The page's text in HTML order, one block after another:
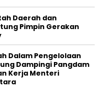
Daerah dan
Pimpin Gerakan
Dalam Pengelolaan
Dampingi Pangdam
Kerja Menteri